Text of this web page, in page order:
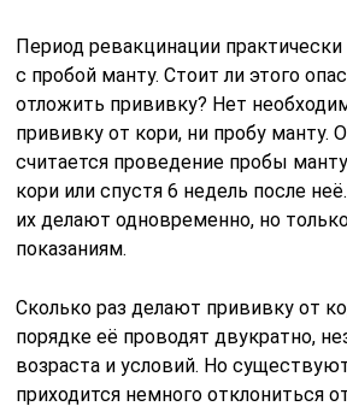
Период ревакцинации
с пробой манту. Стоит ли этого
отложить прививку? Нет
прививку от кори, ни пробу манту.
считается проведение пробы
кори или спустя 6 недель после
их делают одновременно, но
показаниям.
Сколько раз делают прививку от
порядке её проводят двукратно,
возраста и условий. Но
приходится немного отклониться